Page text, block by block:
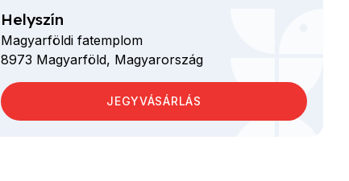
Helyszín
Magyarföldi fatemplom
8973 Magyarföld, Magyarország
JEGYVÁSÁRLÁS